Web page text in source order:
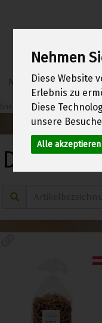
Nehmen
Diese Website
Erlebnis zu
Diese
unsere
Alle akzeptieren
Neu im Shop